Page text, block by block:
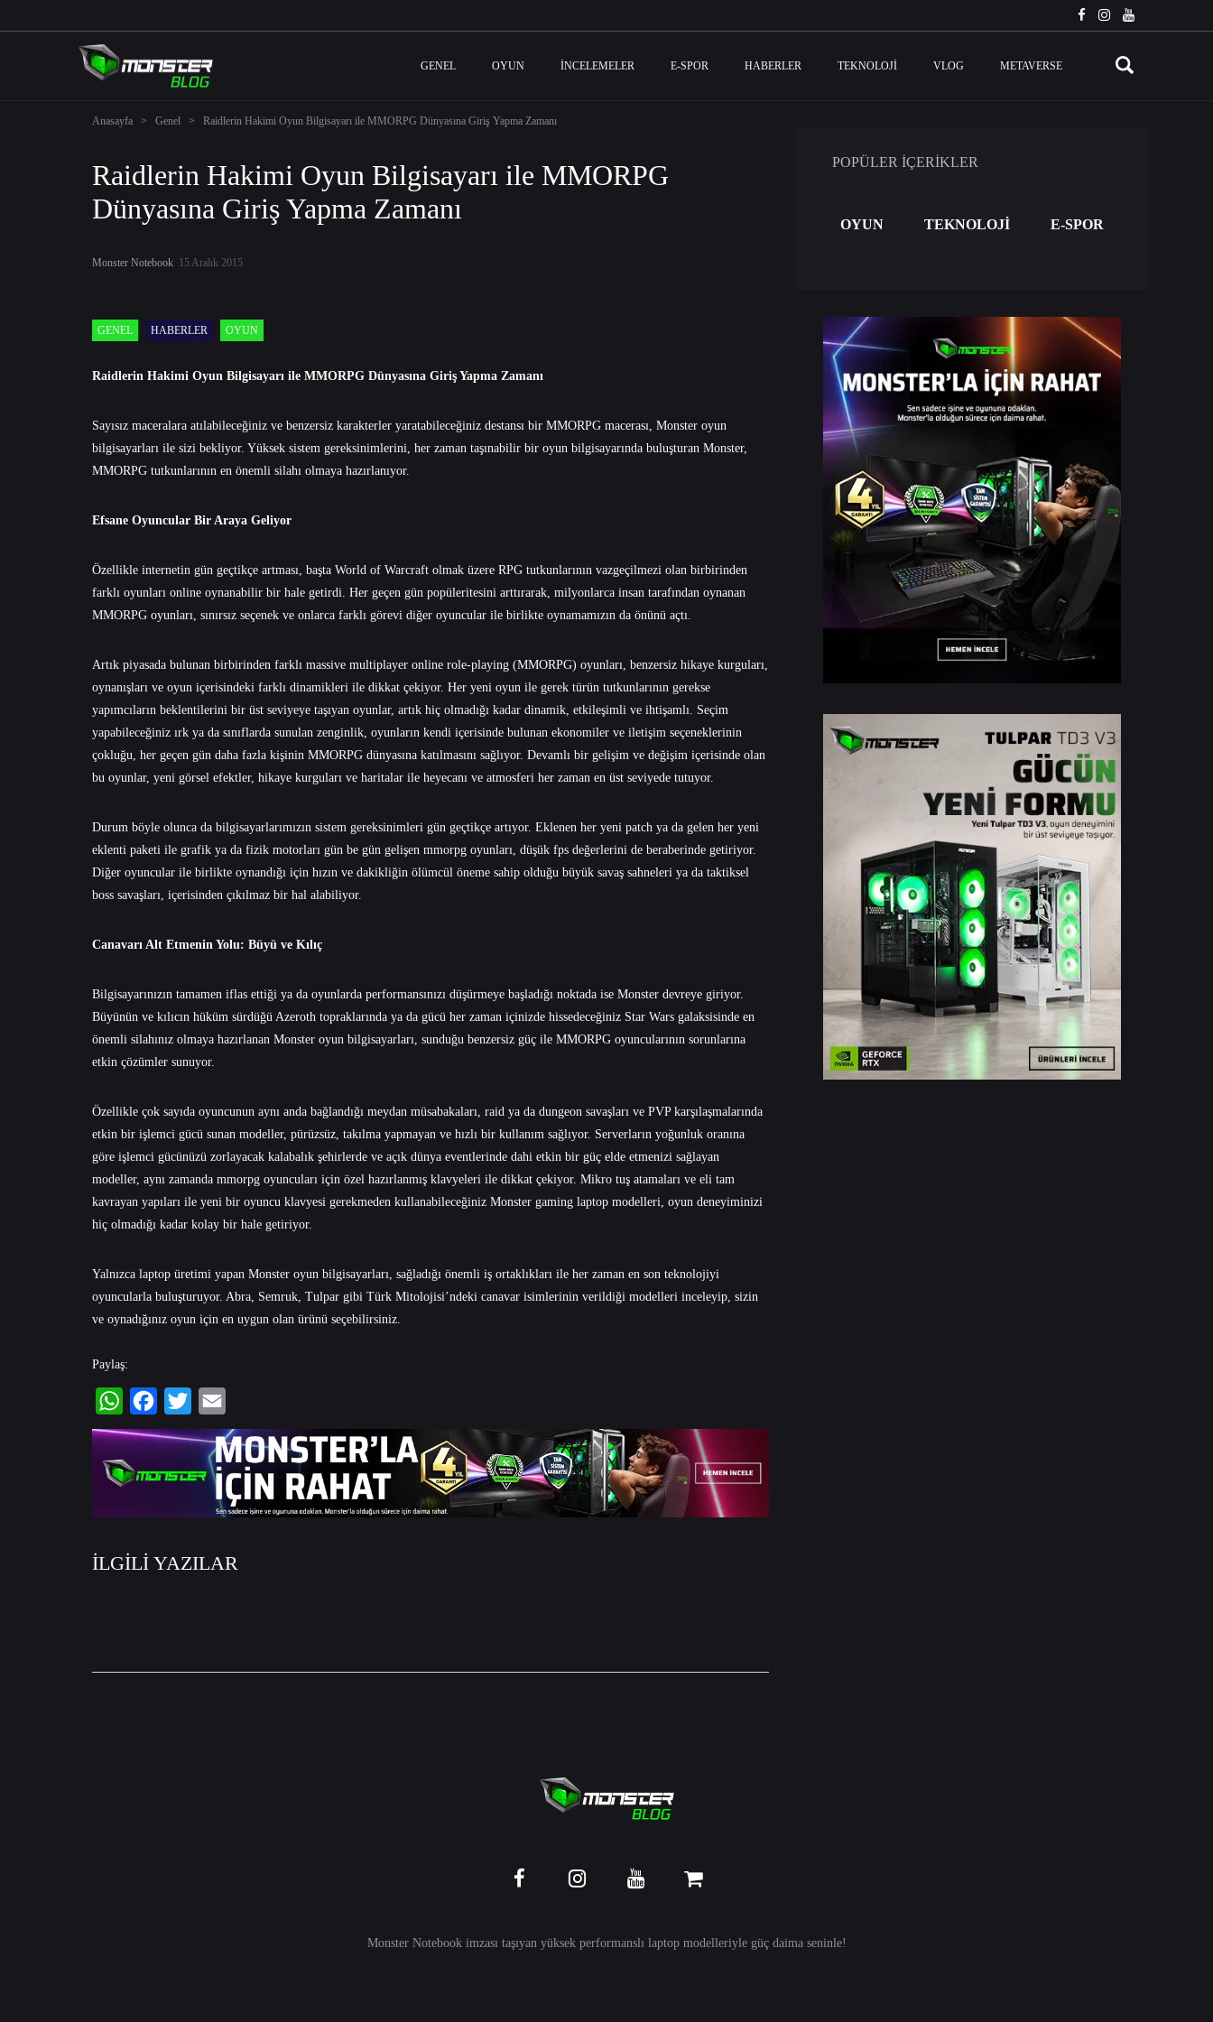
GENEL OYUN İNCELEMELER E-SPOR HABERLER TEKNOLOJI VLOG METAVERSE
Anasayfa > Genel > Raidlerin Hakimi Oyun Bilgisayarı ile MMORPG Dünyasına Giriş Yapma Zamanı
Raidlerin Hakimi Oyun Bilgisayarı ile MMORPG
Dünyasına Giriş Yapma Zamanı
Monster Notebook 15 Aralık 2015
GENEL HABERLER OYUN
Raidlerin Hakimi Oyun Bilgisayarı ile MMORPG Dünyasına Giriş Yapma Zamanı
Sayısız maceralara atılabileceğiniz ve benzersiz karakterler yaratabileceğiniz destansı bir MMORPG macerası, Monster oyun
bilgisayarları ile sizi bekliyor. Yüksek sistem gereksinimlerini, her zaman taşınabilir bir oyun bilgisayarında buluşturan Monster,
MMORPG tutkunlarının en önemli silahı olmaya hazırlanıyor.
Efsane Oyuncular Bir Araya Geliyor
Özellikle internetin gün geçtikçe artması, başta World of Warcraft olmak üzere RPG tutkunlarının vazgeçilmezi olan birbirinden
farklı oyunları online oynanabilir bir hale getirdi. Her geçen gün popüleritesini arttırarak, milyonlarca insan tarafından oynanan
MMORPG oyunları, sınırsız seçenek ve onlarca farklı görevi diğer oyuncular ile birlikte oynamamızın da önünü açtı.
Artık piyasada bulunan birbirinden farklı massive multiplayer online role-playing (MMORPG) oyunları, benzersiz hikaye kurguları,
oynanışları ve oyun içerisindeki farklı dinamikleri ile dikkat çekiyor. Her yeni oyun ile gerek türün tutkunlarının gerekse
yapımcıların beklentilerini bir üst seviyeye taşıyan oyunlar, artık hiç olmadığı kadar dinamik, etkileşimli ve ihtişamlı. Seçim
yapabileceğiniz ırk ya da sınıflarda sunulan zenginlik, oyunların kendi içerisinde bulunan ekonomiler ve iletişim seçeneklerinin
çokluğu, her geçen gün daha fazla kişinin MMORPG dünyasına katılmasını sağlıyor. Devamlı bir gelişim ve değişim içerisinde olan
bu oyunlar, yeni görsel efektler, hikaye kurguları ve haritalar ile heyecanı ve atmosferi her zaman en üst seviyede tutuyor.
Durum böyle olunca da bilgisayarlarımızın sistem gereksinimleri gün geçtikçe artıyor. Eklenen her yeni patch ya da gelen her yeni
eklenti paketi ile grafik ya da fizik motorları gün be gün gelişen mmorpg oyunları, düşük fps değerlerini de beraberinde getiriyor.
Diğer oyuncular ile birlikte oynandığı için hızın ve dakikliğin ölümcül öneme sahip olduğu büyük savaş sahneleri ya da taktiksel
boss savaşları, içerisinden çıkılmaz bir hal alabiliyor.
Canavarı Alt Etmenin Yolu: Büyü ve Kılıç
Bilgisayarınızın tamamen iflas ettiği ya da oyunlarda performansınızı düşürmeye başladığı noktada ise Monster devreye giriyor.
Büyünün ve kılıcın hüküm sürdüğü Azeroth topraklarında ya da gücü her zaman içinizde hissedeceğiniz Star Wars galaksisinde en
önemli silahınız olmaya hazırlanan Monster oyun bilgisayarları, sunduğu benzersiz güç ile MMORPG oyuncularının sorunlarına
etkin çözümler sunuyor.
Özellikle çok sayıda oyuncunun aynı anda bağlandığı meydan müsabakaları, raid ya da dungeon savaşları ve PVP karşılaşmalarında
etkin bir işlemci gücü sunan modeller, pürüzsüz, takılma yapmayan ve hızlı bir kullanım sağlıyor. Serverların yoğunluk oranına
göre işlemci gücünüzü zorlayacak kalabalık şehirlerde ve açık dünya eventlerinde dahi etkin bir güç elde etmenizi sağlayan
modeller, aynı zamanda mmorpg oyuncuları için özel hazırlanmış klavyeleri ile dikkat çekiyor. Mikro tuş atamaları ve eli tam
kavrayan yapıları ile yeni bir oyuncu klavyesi gerekmeden kullanabileceğiniz Monster gaming laptop modelleri, oyun deneyiminizi
hiç olmadığı kadar kolay bir hale getiriyor.
Yalnızca laptop üretimi yapan Monster oyun bilgisayarları, sağladığı önemli iş ortaklıkları ile her zaman en son teknolojiyi
oyuncularla buluşturuyor. Abra, Semruk, Tulpar gibi Türk Mitolojisi’ndeki canavar isimlerinin verildiği modelleri inceleyip, sizin
ve oynadığınız oyun için en uygun olan ürünü seçebilirsiniz.
Paylaş:
WhatsAppFacebookTwitterEmail
İLGİLİ YAZILAR
POPÜLER İÇERİKLER
OYUN TEKNOLOJİ E-SPOR
Monster Notebook imzası taşıyan yüksek performanslı laptopmodelleriyle güç daima seninle!